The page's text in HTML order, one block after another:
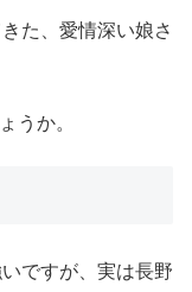
た、愛情深い娘さ
うか。
ですが、実は長野